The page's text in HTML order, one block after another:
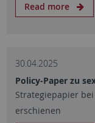
Read more
30.04.2025
Policy-Paper zu
Strategiepapier bei
erschienen